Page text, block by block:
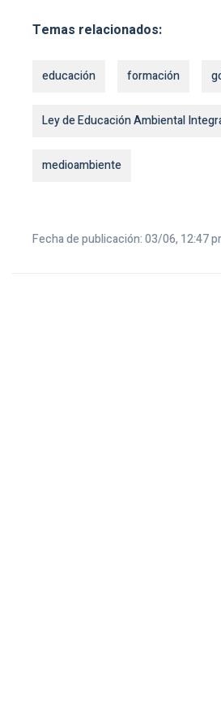
Temas relacionados:
educación formación
Ley de Educación Ambiental
medioambiente
Fecha de publicación: 03/06, 12:47